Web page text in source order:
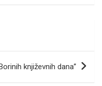
at
p
p
e
m
ar
književnih dana”